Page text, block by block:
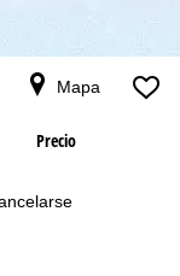
Mapa
Precio